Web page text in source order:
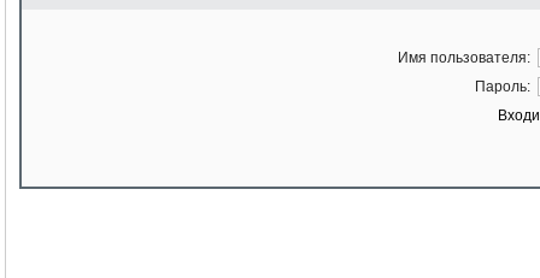
Имя пользователя:
Пароль: